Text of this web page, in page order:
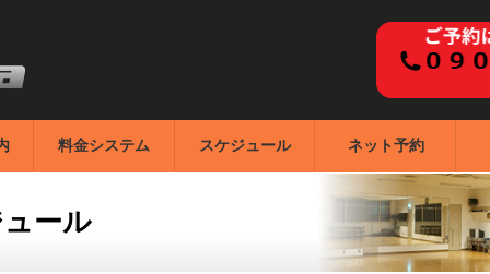
料金システム スケジュール ネット予約
ール